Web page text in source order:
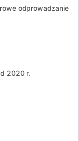
odprowadzanie
2020 r.